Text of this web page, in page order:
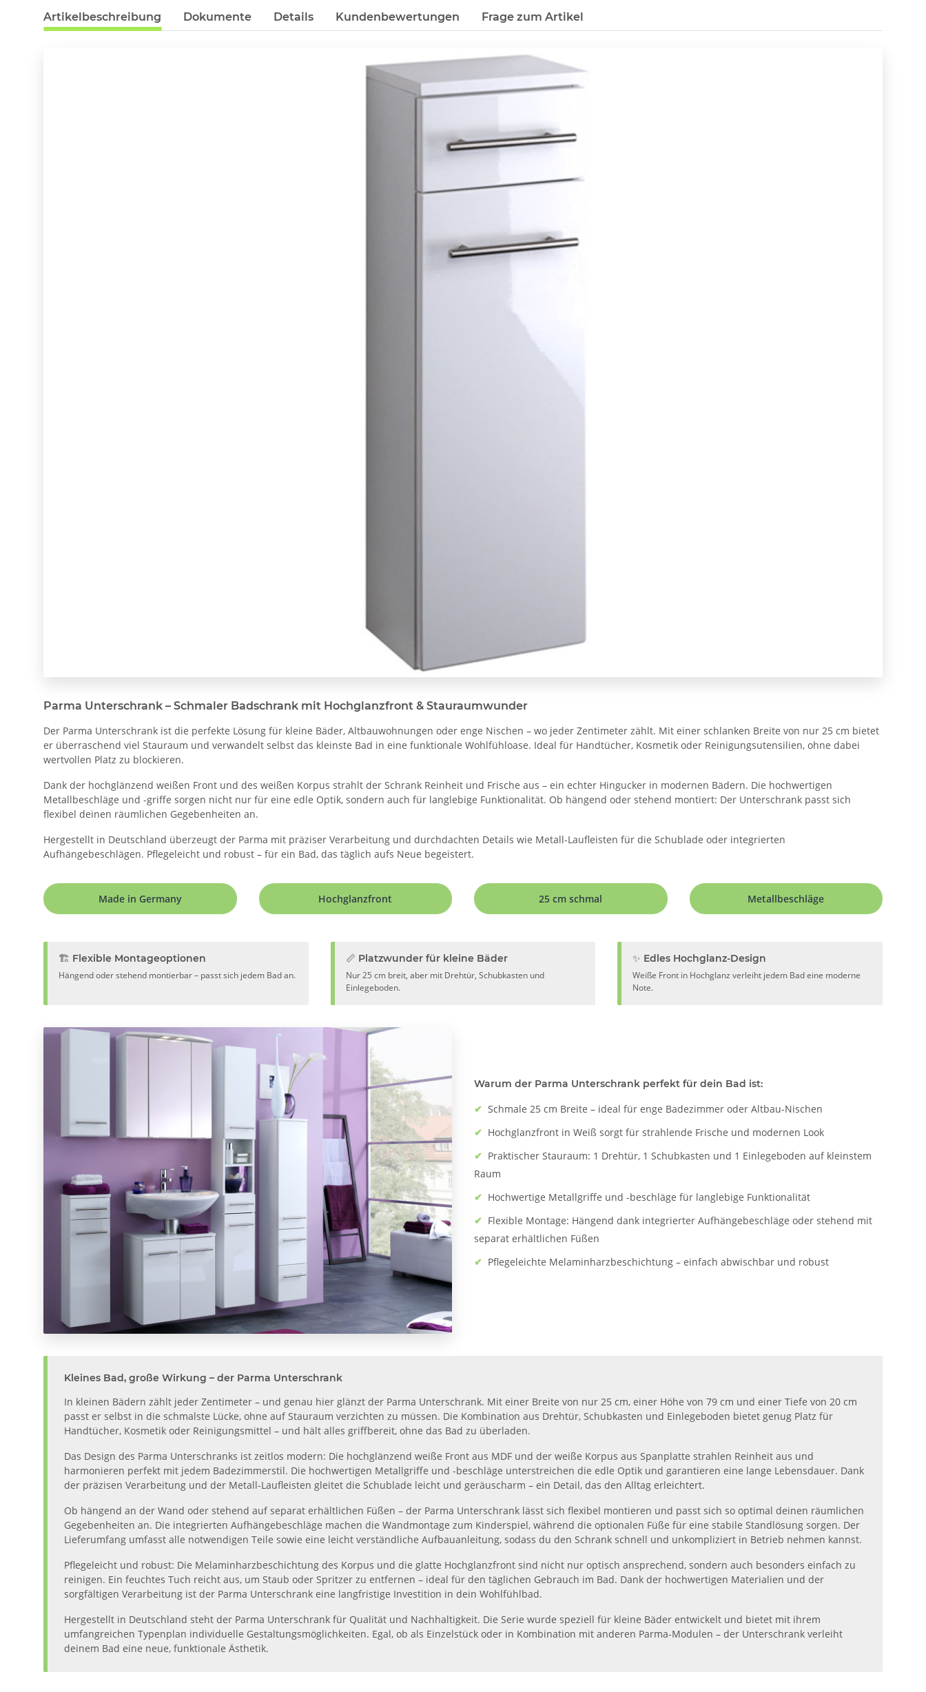
Artikelbeschreibung Dokumente Details Kundenbewertungen Frage zum Artikel
Parma Unterschrank – Schmaler Badschrank mit Hochglanzfront & Stauraumwunder
Der Parma Unterschrank ist die perfekte Lösung für kleine Bäder, Altbauwohnungen oder enge Nischen – wo jeder Zentimeter zählt. Mit einer schlanken Breite von nur 25 cm bietet
er überraschend viel Stauraum und verwandelt selbst das kleinste Bad in eine funktionale Wohlfühloase. Ideal für Handtücher, Kosmetik oder Reinigungsutensilien, ohne dabei
wertvollen Platz zu blockieren.
Dank der hochglänzend weißen Front und des weißen Korpus strahlt der Schrank Reinheit und Frische aus – ein echter Hingucker in modernen Bädern. Die hochwertigen
Metallbeschläge und -griffe sorgen nicht nur für eine edle Optik, sondern auch für langlebige Funktionalität. Ob hängend oder stehend montiert: Der Unterschrank passt sich
flexibel deinen räumlichen Gegebenheiten an.
Hergestellt in Deutschland überzeugt der Parma mit präziser Verarbeitung und durchdachten Details wie Metall-Laufleisten für die Schublade oder integrierten
Aufhängebeschlägen. Pflegeleicht und robust – für ein Bad, das täglich aufs Neue begeistert.
Made in Germany Hochglanzfront 25 cm schmal Metallbeschläge
🏗️ Flexible Montageoptionen
Hängend oder stehend montierbar – passt sich jedem Bad an.
📏 Platzwunder für kleine Bäder
Nur 25 cm breit, aber mit Drehtür, Schubkasten und
Einlegeboden.
✨ Edles Hochglanz-Design
Weiße Front in Hochglanz verleiht jedem Bad eine moderne
Note.
Warum der Parma Unterschrank perfekt für dein Bad ist:
✔ Schmale 25 cm Breite – ideal für enge Badezimmer oder Altbau-Nischen
✔ Hochglanzfront in Weiß sorgt für strahlende Frische und modernen Look
✔ Praktischer Stauraum: 1 Drehtür, 1 Schubkasten und 1 Einlegeboden auf kleinstem
Raum
✔ Hochwertige Metallgriffe und -beschläge für langlebige Funktionalität
✔ Flexible Montage: Hängend dank integrierter Aufhängebeschläge oder stehend mit
separat erhältlichen Füßen
✔ Pflegeleichte Melaminharzbeschichtung – einfach abwischbar und robust
Kleines Bad, große Wirkung – der Parma Unterschrank
In kleinen Bädern zählt jeder Zentimeter – und genau hier glänzt der Parma Unterschrank. Mit einer Breite von nur 25 cm, einer Höhe von 79 cm und einer Tiefe von 20 cm
passt er selbst in die schmalste Lücke, ohne auf Stauraum verzichten zu müssen. Die Kombination aus Drehtür, Schubkasten und Einlegeboden bietet genug Platz für
Handtücher, Kosmetik oder Reinigungsmittel – und hält alles griffbereit, ohne das Bad zu überladen.
Das Design des Parma Unterschranks ist zeitlos modern: Die hochglänzend weiße Front aus MDF und der weiße Korpus aus Spanplatte strahlen Reinheit aus und
harmonieren perfekt mit jedem Badezimmerstil. Die hochwertigen Metallgriffe und -beschläge unterstreichen die edle Optik und garantieren eine lange Lebensdauer. Dank
der präzisen Verarbeitung und der Metall-Laufleisten gleitet die Schublade leicht und geräuscharm – ein Detail, das den Alltag erleichtert.
Ob hängend an der Wand oder stehend auf separat erhältlichen Füßen – der Parma Unterschrank lässt sich flexibel montieren und passt sich so optimal deinen räumlichen
Gegebenheiten an. Die integrierten Aufhängebeschläge machen die Wandmontage zum Kinderspiel, während die optionalen Füße für eine stabile Standlösung sorgen. Der
Lieferumfang umfasst alle notwendigen Teile sowie eine leicht verständliche Aufbauanleitung, sodass du den Schrank schnell und unkompliziert in Betrieb nehmen kannst.
Pflegeleicht und robust: Die Melaminharzbeschichtung des Korpus und die glatte Hochglanzfront sind nicht nur optisch ansprechend, sondern auch besonders einfach zu
reinigen. Ein feuchtes Tuch reicht aus, um Staub oder Spritzer zu entfernen – ideal für den täglichen Gebrauch im Bad. Dank der hochwertigen Materialien und der
sorgfältigen Verarbeitung ist der Parma Unterschrank eine langfristige Investition in dein Wohlfühlbad.
Hergestellt in Deutschland steht der Parma Unterschrank für Qualität und Nachhaltigkeit. Die Serie wurde speziell für kleine Bäder entwickelt und bietet mit ihrem
umfangreichen Typenplan individuelle Gestaltungsmöglichkeiten. Egal, ob als Einzelstück oder in Kombination mit anderen Parma-Modulen – der Unterschrank verleiht
deinem Bad eine neue, funktionale Ästhetik.